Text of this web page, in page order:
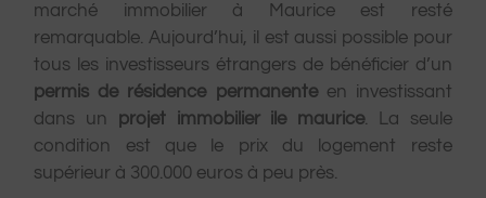
marché immobilier à Maurice est resté
remarquable. Aujourd’hui, il est aussi possible pour
tous les investisseurs étrangers de bénéficier d’un
permis de résidence permanenteen investissant
dans un projet immobilier ile maurice. La seule
condition est que le prix du logement reste
supérieur à 300.000 euros à peu près.